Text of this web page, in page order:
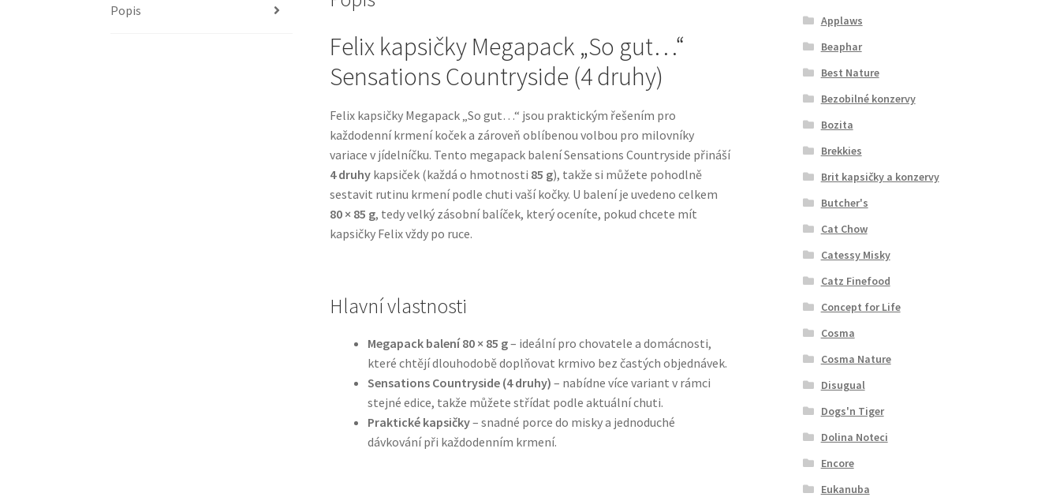
Popis
Felix kapsičky Megapack „So gut…“
Sensations Countryside (4 druhy)
Felix kapsičky Megapack „So gut…“ jsou praktickým řešením pro
každodenní krmení koček a zároveň oblíbenou volbou pro milovníky
variace v jídelníčku. Tento megapack balení Sensations Countryside přináší
4 druhykapsiček (každá o hmotnosti 85 g), takže si můžete pohodlně
sestavit rutinu krmení podle chuti vaší kočky. U balení je uvedeno celkem
80 × 85 g, tedy velký zásobní balíček, který oceníte, pokud chcete mít
kapsičky Felix vždy po ruce.
Hlavní vlastnosti
Megapack balení 80 × 85 g– ideální pro chovatele a domácnosti,
které chtějí dlouhodobě doplňovat krmivo bez častých objednávek.
Sensations Countryside (4 druhy) – nabídne více variant v rámci
stejné edice, takže můžete střídat podle aktuální chuti.
Praktické kapsičky– snadné porce do misky a jednoduché
dávkování při každodenním krmení.
Applaws
Beaphar
Best Nature
Bezobilné konzervy
Bozita
Brekkies
Brit kapsičky a konzervy
Butcher's
Cat Chow
Catessy Misky
Catz Finefood
Concept for Life
Cosma
Cosma Nature
Disugual
Dogs'n Tiger
Dolina Noteci
Encore
Eukanuba